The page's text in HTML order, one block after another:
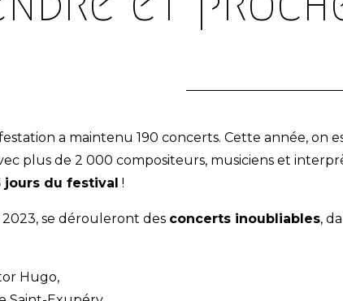
a maintenu 190 concerts. Cette année, on
plus de 2 000 compositeurs, musiciens et
jours du festival !
2023, se dérouleront des concerts inoubliables,
Hugo,